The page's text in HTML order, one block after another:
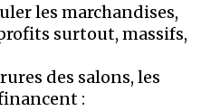
les marchandises,
surtout, massifs,
des salons, les
: